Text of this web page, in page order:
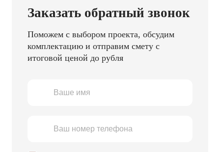
Заказать обратный звонок
Поможем с выбором проекта, обсудим
комплектацию и отправим смету с
итоговой ценой до рубля